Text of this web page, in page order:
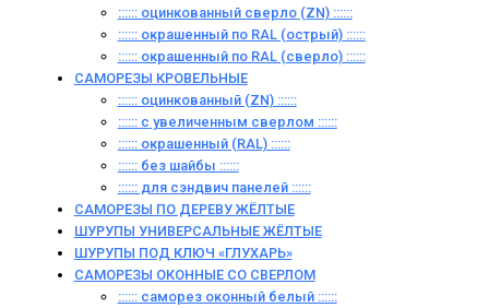
:::::: оцинкованный сверло (ZN) ::::::
:::::: окрашенный по RAL (острый) ::::::
:::::: окрашенный по RAL (сверло) ::::::
САМОРЕЗЫ КРОВЕЛЬНЫЕ
:::::: оцинкованный (ZN) ::::::
:::::: с увеличенным сверлом ::::::
:::::: окрашенный (RAL) ::::::
:::::: без шайбы ::::::
:::::: для сэндвич панелей ::::::
САМОРЕЗЫ ПО ДЕРЕВУ ЖЁЛТЫЕ
ШУРУПЫ УНИВЕРСАЛЬНЫЕ ЖЁЛТЫЕ
ШУРУПЫ ПОД КЛЮЧ «ГЛУХАРЬ»
САМОРЕЗЫ ОКОННЫЕ СО СВЕРЛОМ
:::::: саморез оконный белый ::::::